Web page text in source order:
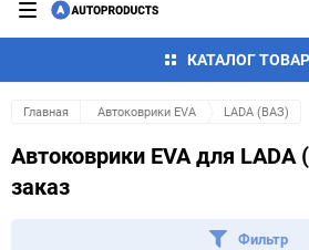
КАТАЛОГ
Главная Автоковрики EVA LADA (ВАЗ)
Автоковрики EVA для
заказ
Фильтр